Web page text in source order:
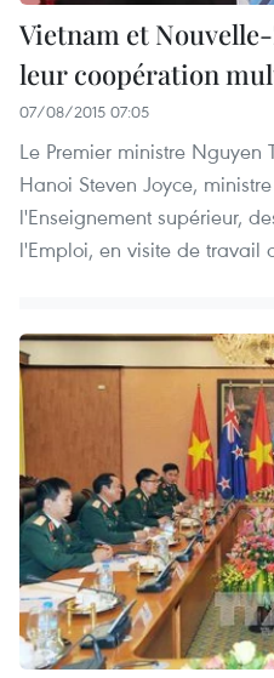
Vietnam et
leur coopération
07/08/2015 07:05
Le Premier ministre
Hanoi Steven Joyce,
l'Enseignement supérieur,
l'Emploi, en visite de travail